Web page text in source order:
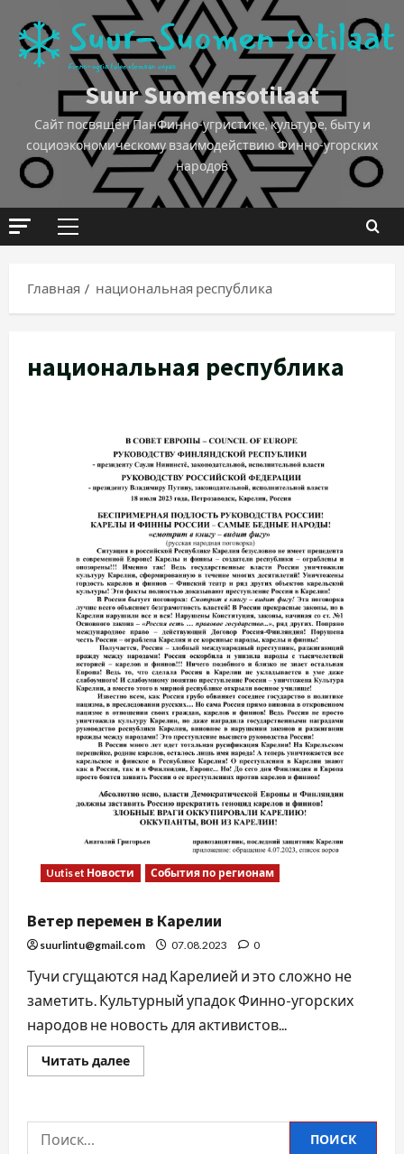
Suur Suomensotilaat
Сайт посвящён ПанФинно-угристике, культуре, быту и
социоэкономическому взаимодействию Финно-угорских
народов
Главная национальная республика
национальная республика
Uutiset Новости События по регионам
Ветер перемен в Карелии
suurlintu@gmail.com 07.08.2023 0
Тучи сгущаются над Карелией и это сложно не
заметить. Культурный упадок Финно-угорских
народов не новость для активистов...
Читать далее